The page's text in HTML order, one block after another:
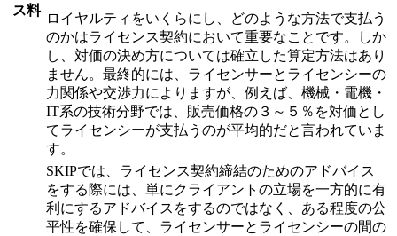
ス料
ロイヤルティをいくらにし、どのような方法で支払う
のかはライセンス契約において重要なことです。しか
し、対価の決め方については確立した算定方法はあり
ません。最終的には、ライセンサーとライセンシーの
力関係や交渉力によりますが、例えば、機械・電機・
IT系の技術分野では、販売価格の３～５％を対価とし
てライセンシーが支払うのが平均的だと言われていま
す。
SKIPでは、ライセンス契約締結のためのアドバイス
をする際には、単にクライアントの立場を一方的に有
利にするアドバイスをするのではなく、ある程度の公
平性を確保して、ライセンサーとライセンシーの間の